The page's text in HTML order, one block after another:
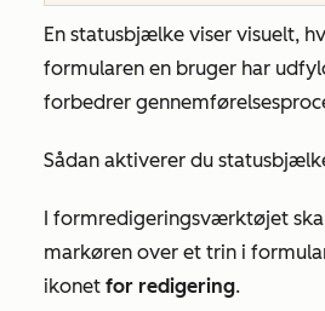
En statusbjælke viser visuelt,
formularen en bruger har
forbedrer
Sådan aktiverer du
I formredigeringsværktøjet
markøren over et trin i
ikonet for redigering.